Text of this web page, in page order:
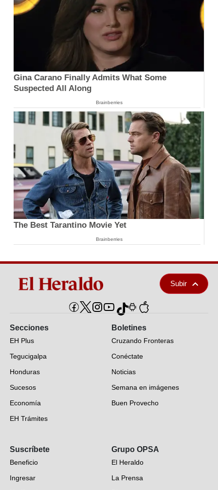
Gina Carano Finally Admits What Some
Suspected All Along
Brainberries
The Best Tarantino Movie Yet
Brainberries
Subir
Secciones
EH Plus
Tegucigalpa
Honduras
Sucesos
Economía
EH Trámites
EH Verifica
Fotogalerías
Deportes
Boletines
Cruzando Fronteras
Conéctate
Noticias
Semana en imágenes
Buen Provecho
Suscríbete
Beneficio
Ingresar
Grupo OPSA
El Heraldo
La Prensa